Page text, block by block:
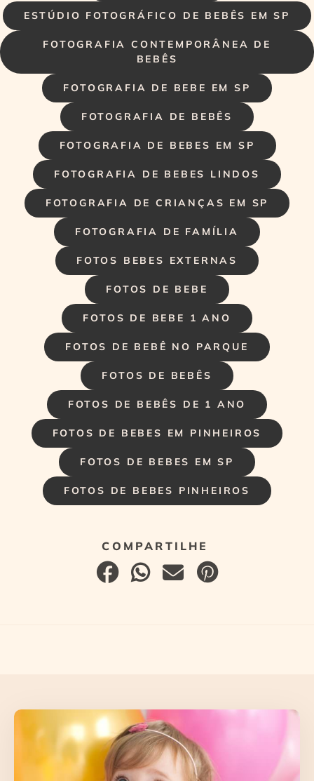
ESTÚDIO FOTOGRÁFICO DE BEBÊS EM SP
FOTOGRAFIA CONTEMPORÂNEA DE
BEBÊS
FOTOGRAFIA DE BEBE EM SP
FOTOGRAFIA DE BEBÊS
FOTOGRAFIA DE BEBES EM SP
FOTOGRAFIA DE BEBES LINDOS
FOTOGRAFIA DE CRIANÇAS EM SP
FOTOGRAFIA DE FAMÍLIA
FOTOS BEBES EXTERNAS
FOTOS DE BEBE
FOTOS DE BEBE 1 ANO
FOTOS DE BEBÊ NO PARQUE
FOTOS DE BEBÊS
FOTOS DE BEBÊS DE 1 ANO
FOTOS DE BEBES EM PINHEIROS
FOTOS DE BEBES EM SP
FOTOS DE BEBES PINHEIROS